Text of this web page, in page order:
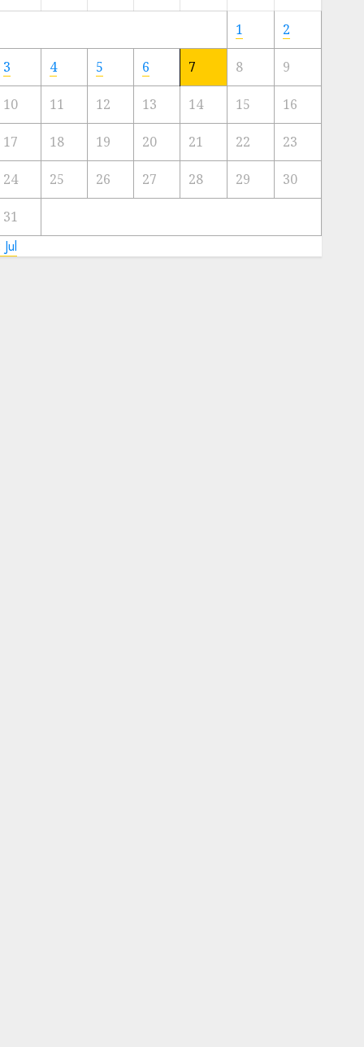
Artis
Kota
23/11/2024
0
1 2
3 4 5 6 7 8 9
10 11 12 13 14 15 16
17 18 19 20 21 22 23
24 25 26 27 28 29 30
31